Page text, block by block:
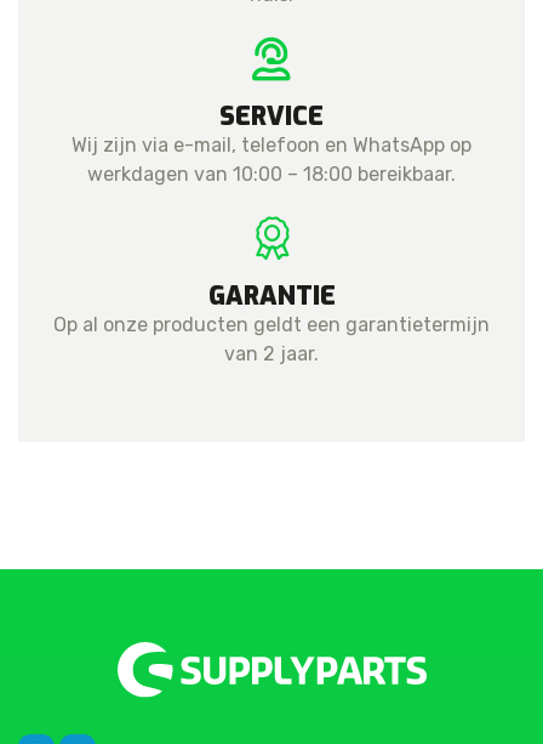
SERVICE
Wij zijn via e-mail, telefoon en WhatsApp op
werkdagen van 10:00 – 18:00 bereikbaar.
GARANTIE
Op al onze producten geldt een garantietermijn
van 2 jaar.